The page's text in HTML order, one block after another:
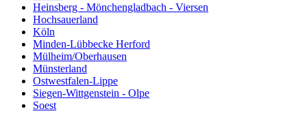
Heinsberg - Mönchengladbach - Viersen
Hochsauerland
Köln
Minden-Lübbecke Herford
Mülheim/Oberhausen
Münsterland
Ostwestfalen-Lippe
Siegen-Wittgenstein - Olpe
Soest